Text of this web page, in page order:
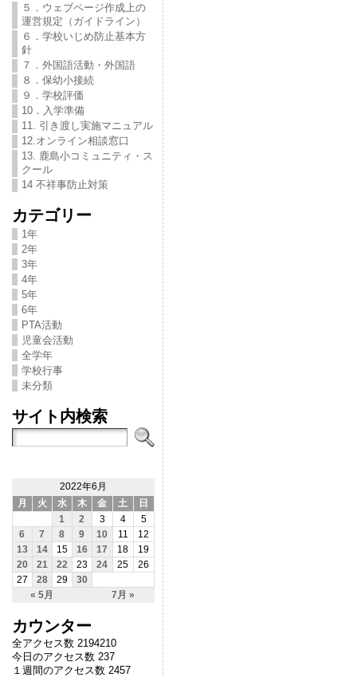
５．ウェブページ作成上の
運営規定（ガイドライン）
６．学校いじめ防止基本方
針
７．外国語活動・外国語
８．保幼小接続
９．学校評価
10．入学準備
11. 引き渡し実施マニュアル
12.オンライン相談窓口
13. 鹿島小コミュニティ・ス
クール
14 不祥事防止対策
カテゴリー
1年
2年
3年
4年
5年
6年
PTA活動
児童会活動
全学年
学校行事
未分類
サイト内検索
2022年6月
月
火 水 木 金 土 日
« 5月 7月 »
1 2 3 4
5
6
7 8 9 10 11
12
13
14 15 16 17 18
19
20
21 22 23 24 25
26
27
28 29 30
カウンター
全アクセス数 2194210
今日のアクセス数 237
１週間のアクセス数 2457